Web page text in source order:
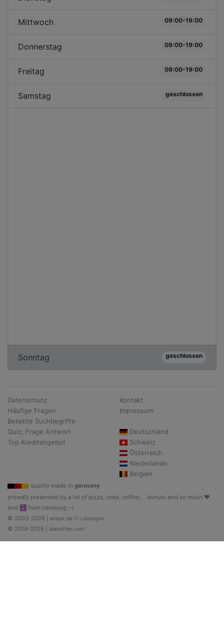
Mittwoch 09:00-19:00
Donnerstag 09:00-19:00
Freitag 09:00-19:00
Samstag geschlossen
Sonntag geschlossen
Datenschutz
Häufige Fragen
Beliebte Suchbegriffe
Quiz, Frage Antwort
Top Kreditangebot
Kontakt
Impressum
Deutschland
Schweiz
Österreich
Niederlande
Belgien
quality made in germany
prowdly presented by a lot of pizza, coke, coffee, .. donuts and so much ♥
and ☮ from hamburg ;-)
© 2003-2026 | enbox.de IT Lösungen
© 2019-2026 | allesoffen.com